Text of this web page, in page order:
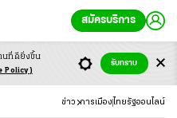
สมัครบริการ
ข่าว การเมือง ไทยรัฐออนไลน์
นที่ดียิ่งขึ้น
Policy)
รับทราบ